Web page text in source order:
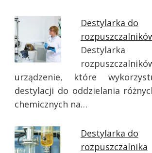
Destylarka do
urządzenie, które
destylacji do oddzielania
chemicznych na…
Destylarka do
rozpuszczalnika